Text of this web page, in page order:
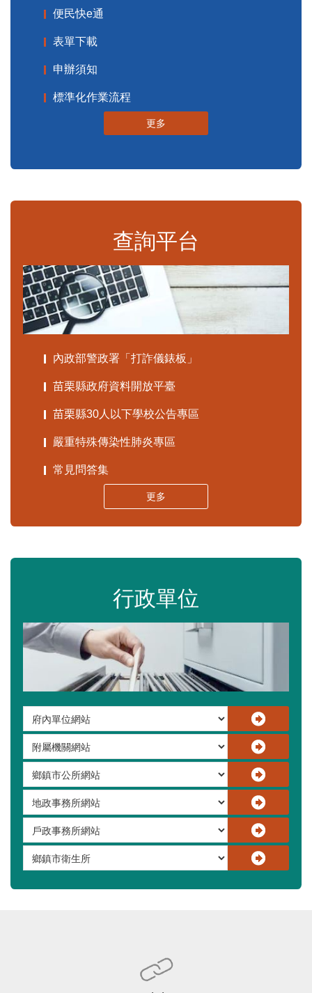
便民快e通
表單下載
申辦須知
標準化作業流程
更多
查詢平台
內政部警政署「打詐儀錶板」
苗栗縣政府資料開放平臺
苗栗縣30人以下學校公告專區
嚴重特殊傳染性肺炎專區
常見問答集
更多
行政單位